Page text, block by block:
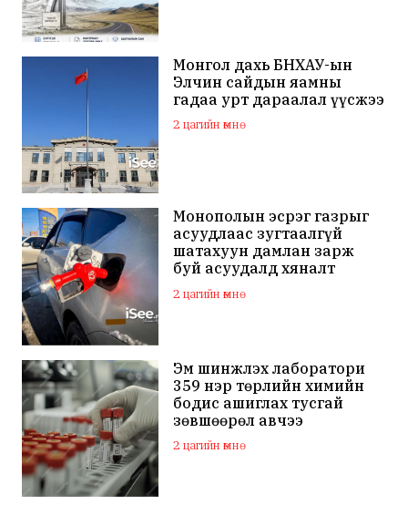
Монгол дахь БНХАУ-ын
Элчин сайдын яамны
гадаа урт дараалал үүсжээ
2 цагийн өмнө
Монополын эсрэг газрыг
асуудлаас зугтаалгүй
шатахуун дамлан зарж
буй асуудалд хяналт
тавихыг үүрэгджээ
2 цагийн өмнө
Эм шинжлэх лаборатори
359 нэр төрлийн химийн
бодис ашиглах тусгай
зөвшөөрөл авчээ
2 цагийн өмнө